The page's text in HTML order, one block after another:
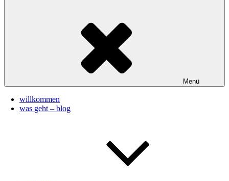
Menü
willkommen
was geht – blog